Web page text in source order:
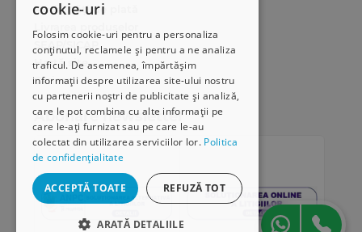
cookie-uri
Folosim cookie-uri pentru a personaliza
conținutul, reclamele și pentru a ne analiza
traficul. De asemenea, împărtășim
informații despre utilizarea site-ului nostru
cu partenerii noștri de publicitate și analiză,
care le pot combina cu alte informații pe
care le-ați furnizat sau pe care le-au
colectat din utilizarea serviciilor lor. Politica
de confidențialitate
ACCEPTĂ TOATE REFUZĂ TOT
ARATĂ DETALIILE
Modalități de plată
SEAP/SICAP
Hartă site
Cariere
Abonare newsletter